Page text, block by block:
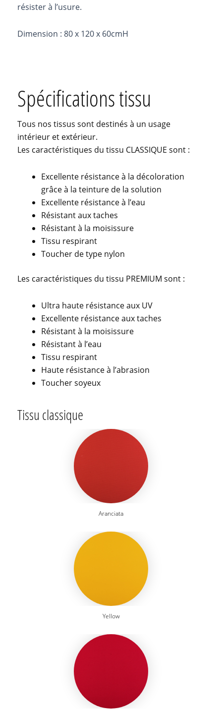
résister à l’usure.
Dimension : 80 x 120 x 60cmH
Spécifications tissu
Tous nos tissus sont destinés à un usage
intérieur et extérieur.
Les caractéristiques du tissu CLASSIQUE sont :
Excellente résistance à la décoloration
grâce à la teinture de la solution
Excellente résistance à l’eau
Résistant aux taches
Résistant à la moisissure
Tissu respirant
Toucher de type nylon
Les caractéristiques du tissu PREMIUM sont :
Ultra haute résistance aux UV
Excellente résistance aux taches
Résistant à la moisissure
Résistant à l’eau
Tissu respirant
Haute résistance à l’abrasion
Toucher soyeux
Tissu classique
Aranciata
Yellow